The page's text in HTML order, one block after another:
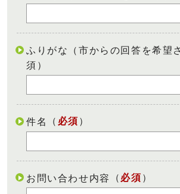
ふりがな（市からの回答を希望
須）
件名 （ 必須 ）
お問い合わせ内容 （ 必須 ）